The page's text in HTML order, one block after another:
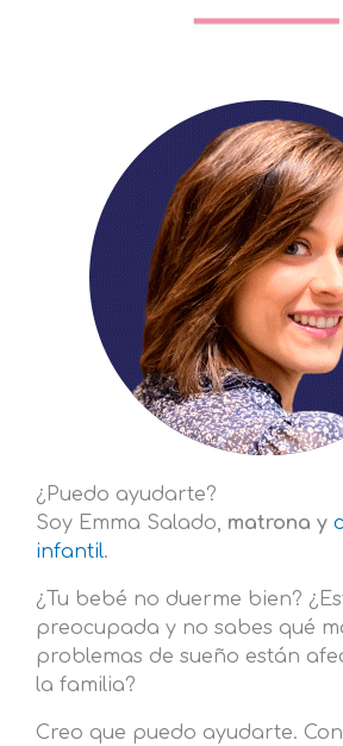
¿Puedo ayudarte?
Soy Emma Salado, matrona y
infantil.
¿Tu bebé no duerme bien?
preocupada y no sabes qué
problemas de sueño están
la familia?
Creo que puedo ayudarte.